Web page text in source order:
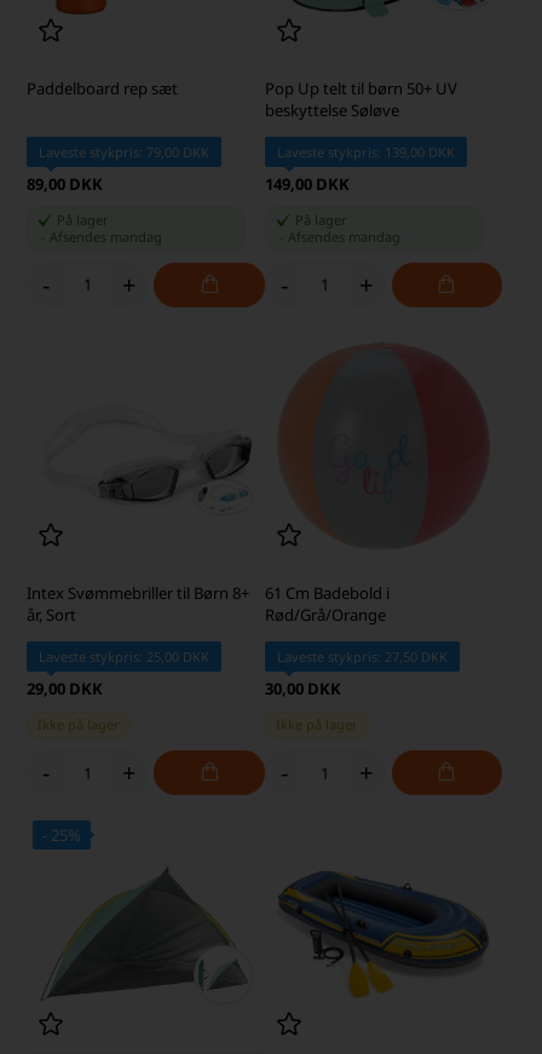
Paddelboard rep sæt
Laveste stykpris: 79,00 DKK
89,00 DKK
På lager
Afsendes mandag
- +
Pop Up telt til børn 50+ UV
beskyttelse Søløve
Laveste stykpris: 139,00 DKK
149,00 DKK
På lager
Afsendes mandag
- +
Intex Svømmebriller til Børn 8+
år, Sort
Laveste stykpris: 25,00 DKK
29,00 DKK
Ikke på lager
- +
61 Cm Badebold i
Rød/Grå/Orange
Laveste stykpris: 27,50 DKK
30,00 DKK
Ikke på lager
- +
- 25%